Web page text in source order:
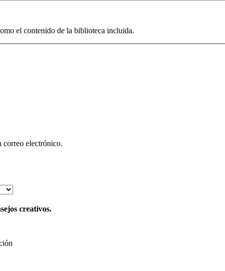
el contenido de la biblioteca incluida.
correo electrónico.
creativos.